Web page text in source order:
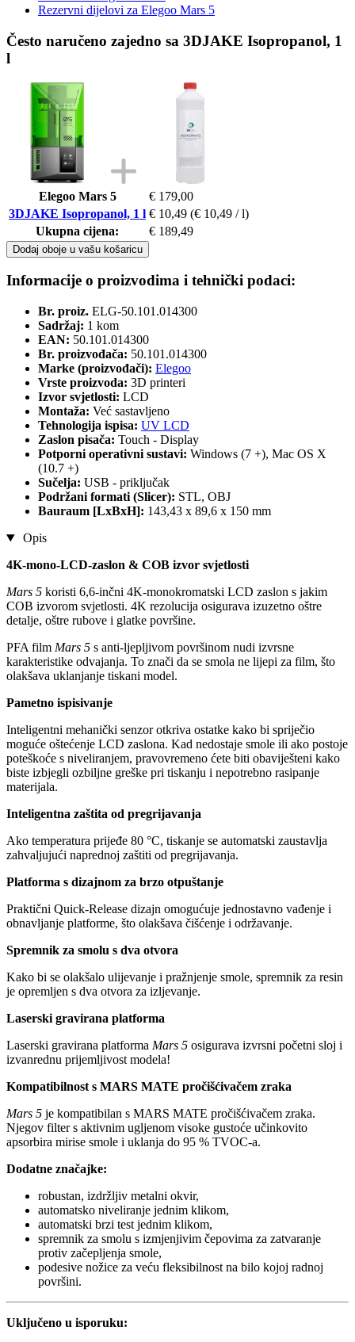
Rezervni dijelovi za Elegoo Mars 5
Često naručeno zajedno sa 3DJAKE Isopropanol, 1
l
Elegoo Mars 5
€ 179,00
3DJAKE Isopropanol, 1 l € 10,49 (€ 10,49 / l)
Ukupna cijena:
€ 189,49
Dodaj oboje u vašu košaricu
Informacije o proizvodima i tehnički podaci:
Br. proiz. ELG-50.101.014300
Sadržaj: 1 kom
EAN: 50.101.014300
Br. proizvođača: 50.101.014300
Marke (proizvođači): Elegoo
Vrste proizvoda: 3D printeri
Izvor svjetlosti: LCD
Montaža: Već sastavljeno
Tehnologija ispisa: UV LCD
Zaslon pisača: Touch - Display
Potporni operativni sustavi: Windows (7 +), Mac OS X
(10.7 +)
Sučelja: USB - priključak
Podržani formati (Slicer): STL, OBJ
Bauraum [LxBxH]: 143,43 x 89,6 x 150 mm
Opis
4K-mono-LCD-zaslon & COB izvor svjetlosti
Mars 5 koristi 6,6-inčni 4K-monokromatski LCD zaslon s jakim
COB izvorom svjetlosti. 4K rezolucija osigurava izuzetno oštre
detalje, oštre rubove i glatke površine.
PFA film Mars 5 s anti-ljepljivom površinom nudi izvrsne
karakteristike odvajanja. To znači da se smola ne lijepi za film, što
olakšava uklanjanje tiskani model.
Pametno ispisivanje
Inteligentni mehanički senzor otkriva ostatke kako bi spriječio
moguće oštećenje LCD zaslona. Kad nedostaje smole ili ako postoje
poteškoće s niveliranjem, pravovremeno ćete biti obaviješteni kako
biste izbjegli ozbiljne greške pri tiskanju i nepotrebno rasipanje
materijala.
Inteligentna zaštita od pregrijavanja
Ako temperatura prijeđe 80 °C, tiskanje se automatski zaustavlja
zahvaljujući naprednoj zaštiti od pregrijavanja.
Platforma s dizajnom za brzo otpuštanje
Praktični Quick-Release dizajn omogućuje jednostavno vađenje i
obnavljanje platforme, što olakšava čišćenje i održavanje.
Spremnik za smolu s dva otvora
Kako bi se olakšalo ulijevanje i pražnjenje smole, spremnik za resin
je opremljen s dva otvora za izljevanje.
Laserski gravirana platforma
Laserski gravirana platforma Mars 5 osigurava izvrsni početni sloj i
izvanrednu prijemljivost modela!
Kompatibilnost s MARS MATE pročišćivačem zraka
Mars 5 je kompatibilan s MARS MATE pročišćivačem zraka.
Njegov filter s aktivnim ugljenom visoke gustoće učinkovito
apsorbira mirise smole i uklanja do 95 % TVOC-a.
Dodatne značajke:
robustan, izdržljiv metalni okvir,
automatsko niveliranje jednim klikom,
automatski brzi test jednim klikom,
spremnik za smolu s izmjenjivim čepovima za zatvaranje
protiv začepljenja smole,
podesive nožice za veću fleksibilnost na bilo kojoj radnoj
površini.
Uključeno u isporuku: